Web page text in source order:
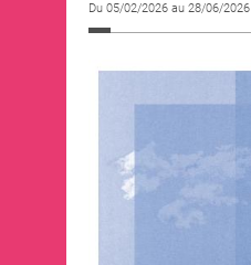
Du 05/02/2026 au 28/06/2026